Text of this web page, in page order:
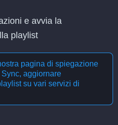
e avvia la
playlist
pagina di spiegazione
Sync, aggiornare
su vari servizi di